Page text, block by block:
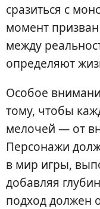
сразиться с
момент
между
определяют
Особое
тому, чтобы
мелочей — от
Персонажи
в мир игры,
добавляя
подход должен